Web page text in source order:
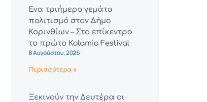
Ένα τριήμερο γεμάτο
πολιτισμό στον Δήμο
Κορινθίων – Στο επίκεντρο
το πρώτο Kalamia Festival
8 Αυγούστου, 2026
Περισσότερα »
Ξεκινούν την Δευτέρα οι